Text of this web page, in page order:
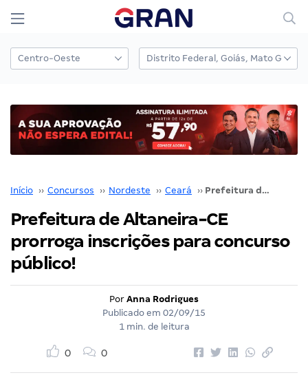
Início ›› Concursos ›› Nordeste ›› Ceará ›› Prefeitura de Altaneira-CE prorroga inscrições para concurso público!
Prefeitura de Altaneira-CE
prorroga inscrições para concurso
público!
Por Anna Rodrigues
Publicado em 02/09/15
1 min. de leitura
0 0